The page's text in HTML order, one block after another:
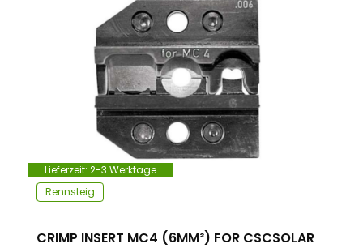
Lieferzeit: 2-3 Werktage
Rennsteig
CRIMP INSERT MC4 (6MM²) FOR CSCSOLAR